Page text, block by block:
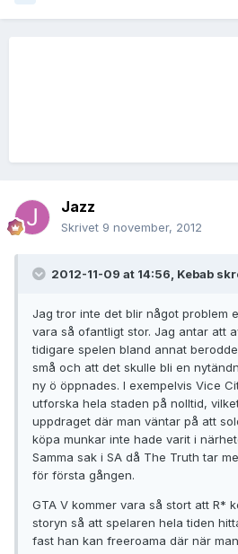
Jazz
Skrivet 9 november, 2012
2012-11-09 at 14:56, Kebab
Jag tror inte det blir något problem
vara så ofantligt stor. Jag antar att
tidigare spelen bland annat
små och att det skulle bli en
ny ö öppnades. I exempelvis Vice
utforska hela staden på nolltid,
uppdraget där man väntar på att
köpa munkar inte hade varit i
Samma sak i SA då The Truth tar
för första gången.
GTA V kommer vara så stort att R*
storyn så att spelaren hela tiden
fast han kan freeroama där när